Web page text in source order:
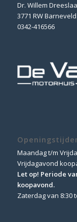
Dr. Willem
3771 RW Barneveld
0342-416566
Maandag t/m
Vrijdagavond
Let op! Periode
koopavond.
Zaterdag van 8:30